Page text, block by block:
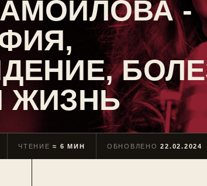
-
ЖИЗНЬ
ЧТЕНИЕ≈ 6 МИН ОБНОВЛЕНО22.02.2024